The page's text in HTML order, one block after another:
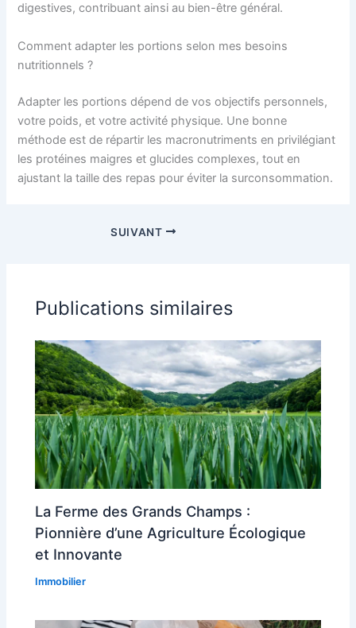
digestives, contribuant ainsi au bien-être général.
Comment adapter les portions selon mes besoins
nutritionnels ?
Adapter les portions dépend de vos objectifs personnels,
votre poids, et votre activité physique. Une bonne
méthode est de répartir les macronutriments en privilégiant
les protéines maigres et glucides complexes, tout en
ajustant la taille des repas pour éviter la surconsommation.
SUIVANT
Publications similaires
La Ferme des Grands Champs :
Pionnière d’une Agriculture Écologique
et Innovante
Immobilier